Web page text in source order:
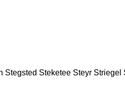
Stegsted Steketee Steyr Striegel